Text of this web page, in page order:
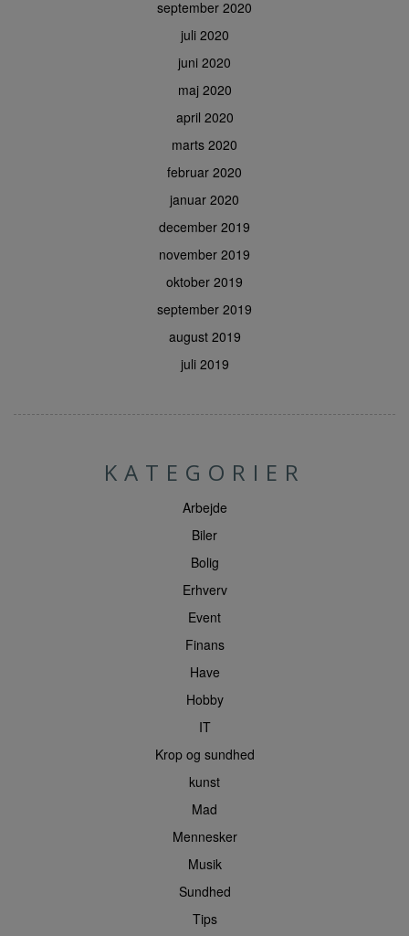
september 2020
juli 2020
juni 2020
maj 2020
april 2020
marts 2020
februar 2020
januar 2020
december 2019
november 2019
oktober 2019
september 2019
august 2019
juli 2019
KATEGORIER
Arbejde
Biler
Bolig
Erhverv
Event
Finans
Have
Hobby
IT
Krop og sundhed
kunst
Mad
Mennesker
Musik
Sundhed
Tips